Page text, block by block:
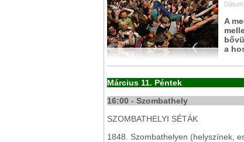
A
a
Március 11. Péntek
16:00 - Szombathely
SZOMBATHELYI SÉTÁK
1848. Szombathelyen (helyszínek,